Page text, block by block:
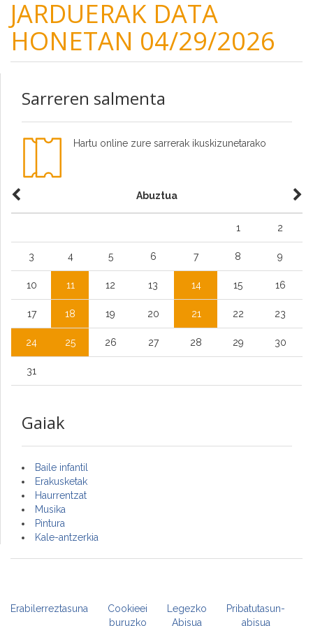
JARDUERAK DATA
HONETAN 04/29/2026
Sarreren salmenta
Hartu online zure sarrerak ikuskizunetarako
Abuztua
1 2
3 4 5 6 7 8 9
10 11 12 13 14 15 16
17 18 19 20 21 22 23
24 25 26 27 28 29 30
31
Gaiak
Baile infantil
Erakusketak
Haurrentzat
Musika
Pintura
Kale-antzerkia
Erabilerreztasuna
Cookieei
buruzko
Legezko
Abisua
Pribatutasun-
abisua